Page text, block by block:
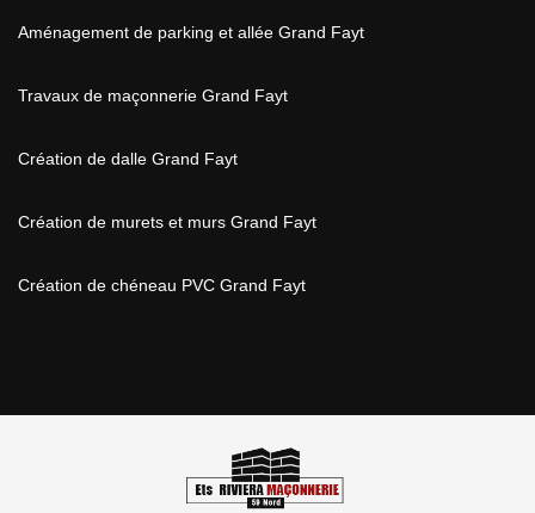
Aménagement de parking et allée Grand Fayt
Travaux de maçonnerie Grand Fayt
Création de dalle Grand Fayt
Création de murets et murs Grand Fayt
Création de chéneau PVC Grand Fayt